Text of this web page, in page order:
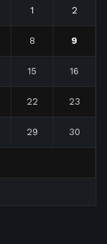
1 2
8 9
15 16
22 23
29 30